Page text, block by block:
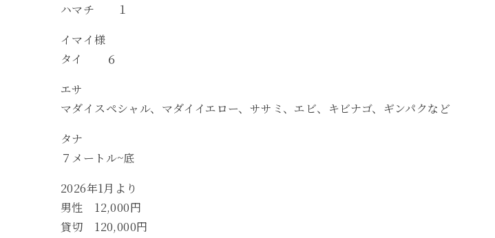
ハマチ １
イマイ様
タイ ６
エサ
マダイスペシャル、マダイイエロー、ササミ、エビ、キビナゴ、ギンパクなど
タナ
７メートル~底
2026年1月より
男性 12,000円
貸切 120,000円